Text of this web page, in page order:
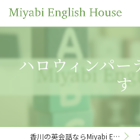
ハロウィンパー
す
香川の英会話ならMiyabi English House